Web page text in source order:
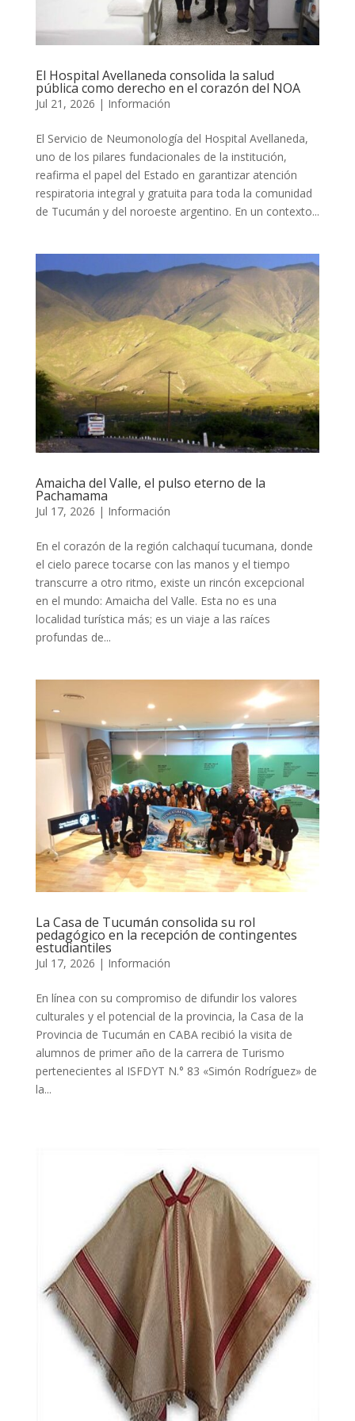
El Hospital Avellaneda consolida la salud
pública como derecho en el corazón del NOA
Jul 21, 2026 | Información
El Servicio de Neumonología del Hospital Avellaneda,
uno de los pilares fundacionales de la institución,
reafirma el papel del Estado en garantizar atención
respiratoria integral y gratuita para toda la comunidad
de Tucumán y del noroeste argentino. En un contexto...
Amaicha del Valle, el pulso eterno de la
Pachamama
Jul 17, 2026 | Información
En el corazón de la región calchaquí tucumana, donde
el cielo parece tocarse con las manos y el tiempo
transcurre a otro ritmo, existe un rincón excepcional
en el mundo: Amaicha del Valle. Esta no es una
localidad turística más; es un viaje a las raíces
profundas de...
La Casa de Tucumán consolida su rol
pedagógico en la recepción de contingentes
estudiantiles
Jul 17, 2026 | Información
En línea con su compromiso de difundir los valores
culturales y el potencial de la provincia, la Casa de la
Provincia de Tucumán en CABA recibió la visita de
alumnos de primer año de la carrera de Turismo
pertenecientes al ISFDYT N.° 83 «Simón Rodríguez» de
la...